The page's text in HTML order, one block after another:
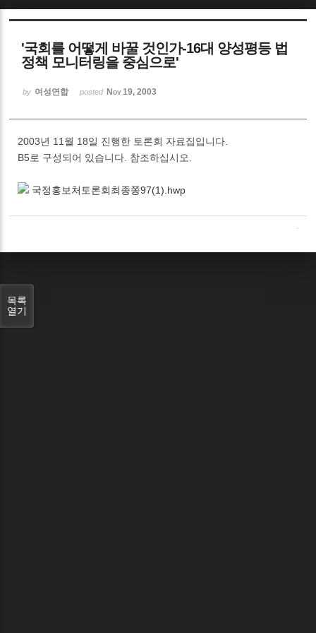
'국회를 어떻게 바꿀 것인가-16대 양성평등 법
정책 모니터링을 중심으로'
by 여성연합 posted Nov 19, 2003
2003년 11월 18일 진행한 토론회 자료집입니다.
B5로 구성되어 있습니다. 참조하십시오.
국정홍보처토론회최종쫑97(1).hwp
목록
열기
Sketchbook5, 스케치북5
Sketchbook5, 스케치북5